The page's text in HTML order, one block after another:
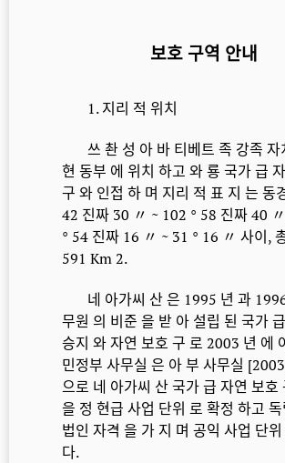
보호 구역 안내
1. 지리 적 위치
쓰 촨 성 아 바 티베트 족 강족 자
현 동부 에 위치 하고 와 룡 국가 급
구 와 인접 하 며 지리 적 표 지 는 동
42 진짜 30 〃 ~ 102 ° 58 진짜 40
° 54 진짜 16 〃 ~ 31 ° 16 〃 사이,
591 Km 2.
네 아가씨 산 은 1995 년 과
무원 의 비준 을 받 아 설립 된 국가
승지 와 자연 보호 구 로 2003 년 에
민정부 사무실 은 아 부 사무실
으로 네 아가씨 산 국가 급 자연 보호
을 정 현급 사업 단위 로 확정 하고
법인 자격 을 가 지 며 공익 사업 단
다.